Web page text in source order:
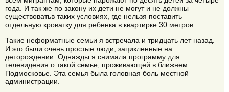
года. И так же по закону их дети не могут и не должны
существоватьв таких условиях, где нельзя поставить
отдельную кроватку для ребенка в квартирке 30 метров.
Такие неформатные семьи я встречала и тридцать лет назад.
И это были очень простые люди, зацикленные на
деторождении. Однажды я снимала программу для
телевидения о такой семье, проживающей в ближнем
Подмосковье. Эта семья была головная боль местной
администрации.